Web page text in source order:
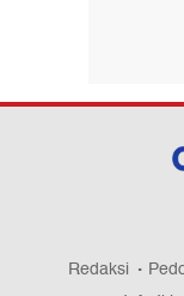
Redaksi